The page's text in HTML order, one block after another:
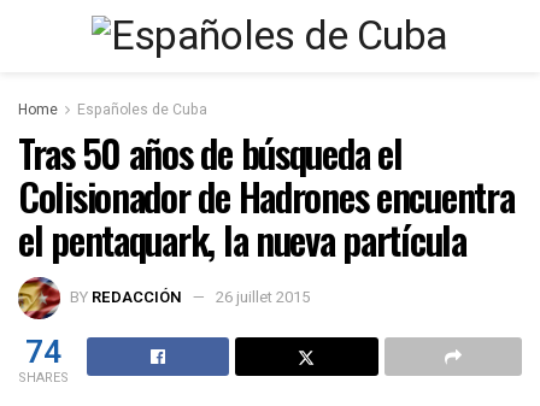
Home Españoles de Cuba
Tras 50 años de búsqueda el
Colisionador de Hadrones encuentra
el pentaquark, la nueva partícula
BY REDACCIÓN 26 juillet 2015
74
SHARES